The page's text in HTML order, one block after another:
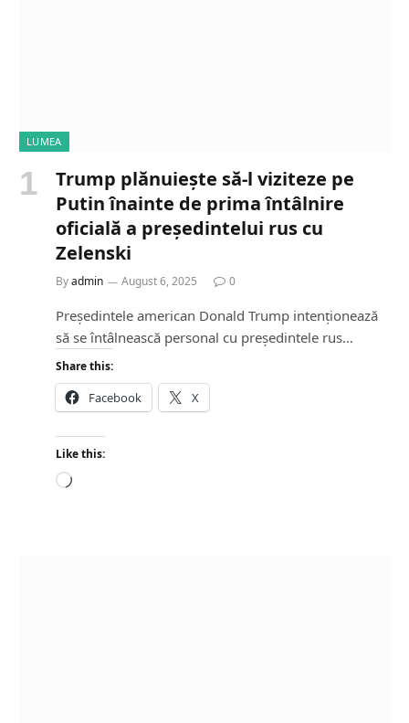
LUMEA
Trump plănuiește să-l viziteze pe
Putin înainte de prima întâlnire
oficială a președintelui rus cu
Zelenski
Byadmin August 6, 2025 0
Președintele american Donald Trump intenționează
să se întâlnească personal cu președintele rus…
Share this:
Facebook X
Like this:
L